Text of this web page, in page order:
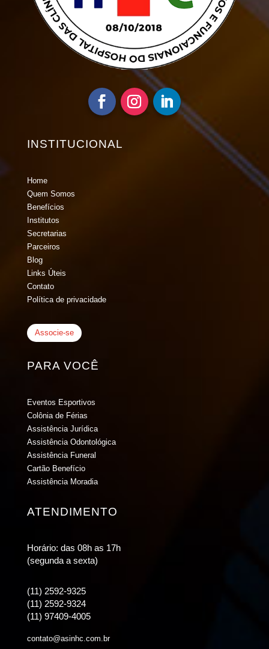
INSTITUCIONAL
Home
Quem Somos
Benefícios
Institutos
Secretarias
Parceiros
Blog
Links Úteis
Contato
Política de privacidade
Associe-se
PARA VOCÊ
Eventos Esportivos
Colônia de Férias
Assistência Jurídica
Assistência Odontológica
Assistência Funeral
Cartão Benefício
Assistência Moradia
ATENDIMENTO
Horário: das 08h as 17h
(segunda a sexta)
(11) 2592-9325
(11) 2592-9324
(11) 97409-4005
contato@asinhc.com.br